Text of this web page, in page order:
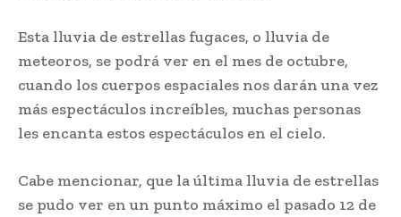
Esta lluvia de estrellas fugaces, o lluvia de
meteoros, se podrá ver en el mes de octubre,
cuando los cuerpos espaciales nos darán una vez
más espectáculos increíbles, muchas personas
les encanta estos espectáculos en el cielo.
Cabe mencionar, que la última lluvia de estrellas
se pudo ver en un punto máximo el pasado 12 de